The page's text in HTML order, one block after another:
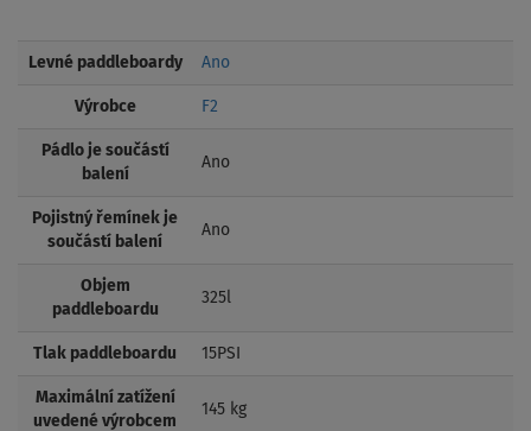
Levné paddleboardy Ano
Výrobce F2
Pádlo je součástí
balení
Ano
Pojistný řemínek je
součástí balení
Ano
Objem
paddleboardu
325l
Tlak paddleboardu 15PSI
Maximální zatížení
uvedené výrobcem
145 kg